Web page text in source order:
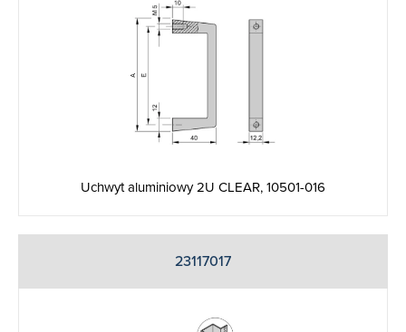
Uchwyt aluminiowy 2U CLEAR, 10501-016
23117017